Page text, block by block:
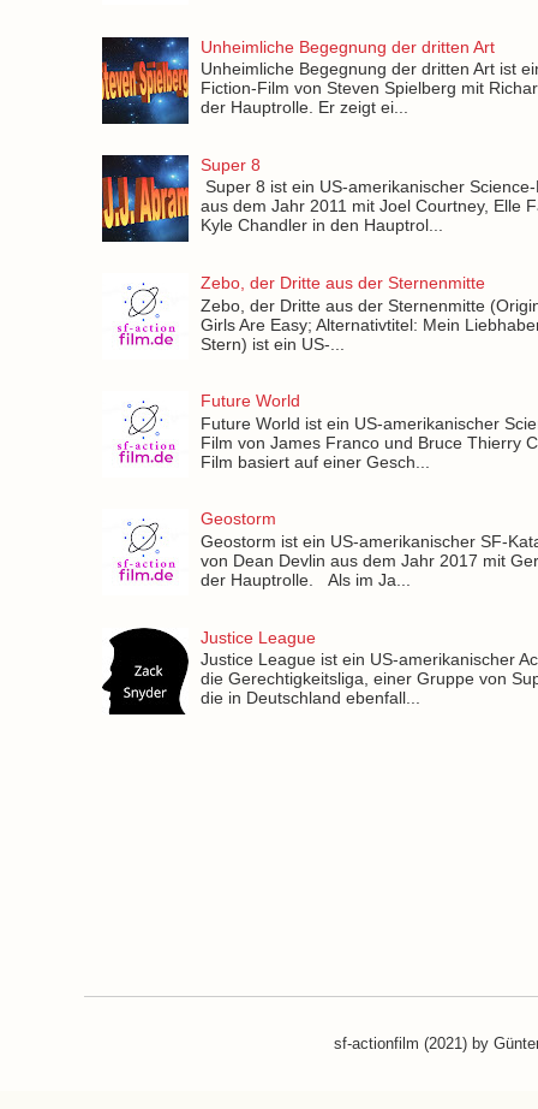
Unheimliche Begegnung der dritten Art
Unheimliche Begegnung der dritten Art ist
Fiction-Film von Steven Spielberg mit
der Hauptrolle. Er zeigt ei...
Super 8
Super 8 ist ein US-amerikanischer
aus dem Jahr 2011 mit Joel Courtney, Elle
Kyle Chandler in den Hauptrol...
Zebo, der Dritte aus der Sternenmitte
Zebo, der Dritte aus der Sternenmitte
Girls Are Easy; Alternativtitel: Mein
Stern) ist ein US-...
Future World
Future World ist ein US-amerikanischer
Film von James Franco und Bruce Thierry
Film basiert auf einer Gesch...
Geostorm
Geostorm ist ein US-amerikanischer SF-
von Dean Devlin aus dem Jahr 2017 mit
der Hauptrolle. Als im Ja...
Justice League
Justice League ist ein US-amerikanischer
die Gerechtigkeitsliga, einer Gruppe von
die in Deutschland ebenfall...
sf-actionfilm (2021) by